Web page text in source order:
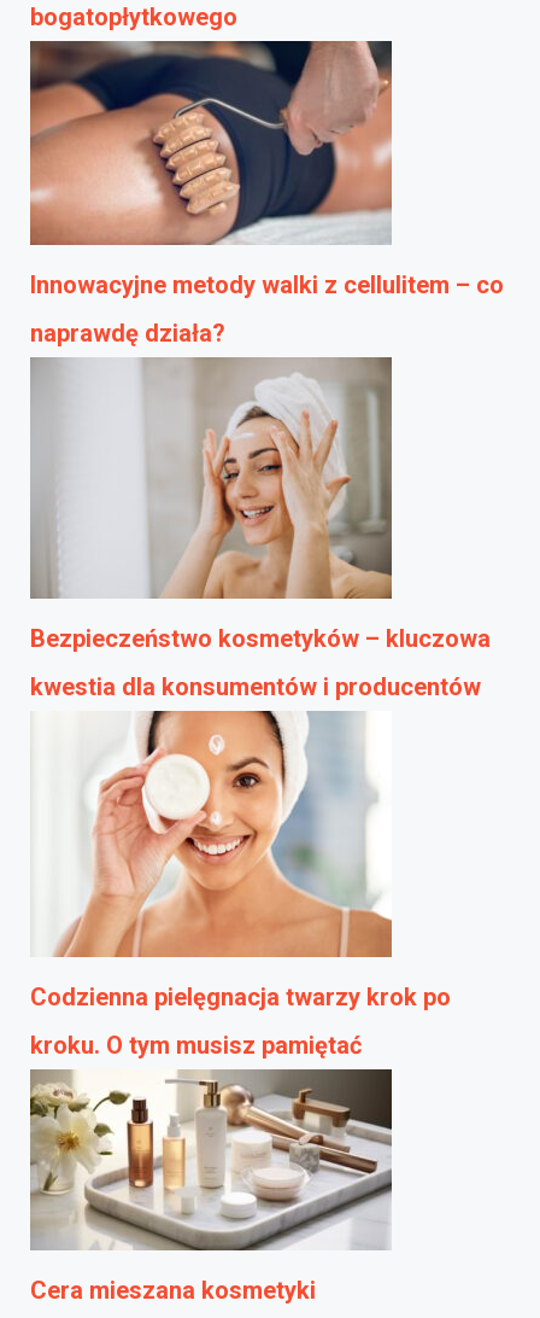
bogatopłytkowego
Innowacyjne metody walki z cellulitem – co
naprawdę działa?
Bezpieczeństwo kosmetyków – kluczowa
kwestia dla konsumentów i producentów
Codzienna pielęgnacja twarzy krok po
kroku. O tym musisz pamiętać
Cera mieszana kosmetyki